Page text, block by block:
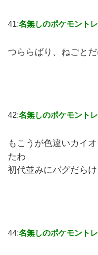
41:名無しのポケモント
つららばり、ねごと
42:名無しのポケモント
もこうが色違いカイ
たわ
初代並みにバグだら
44:名無しのポケモント